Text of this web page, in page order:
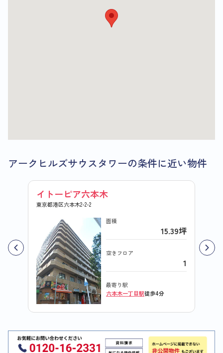
アークヒルズサウスタワーの条件に近い物件
イトーピア六本木
東京都港区六本木2-2-2
面積
15.39坪
空きフロア
1
最寄り駅
六本木一丁目駅徒歩4分